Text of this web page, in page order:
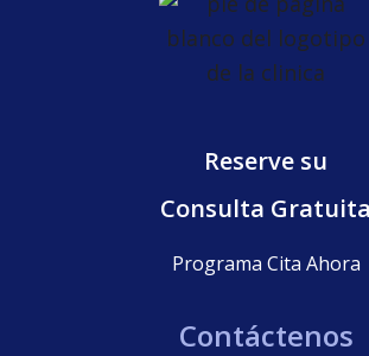
Reserve su
Consulta Gratuita
Programa Cita Ahora
Contáctenos